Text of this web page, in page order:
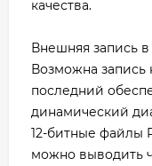
качества.
Внешняя запись в
Возможна запись
последний
динамический
12-битные файлы
можно выводить